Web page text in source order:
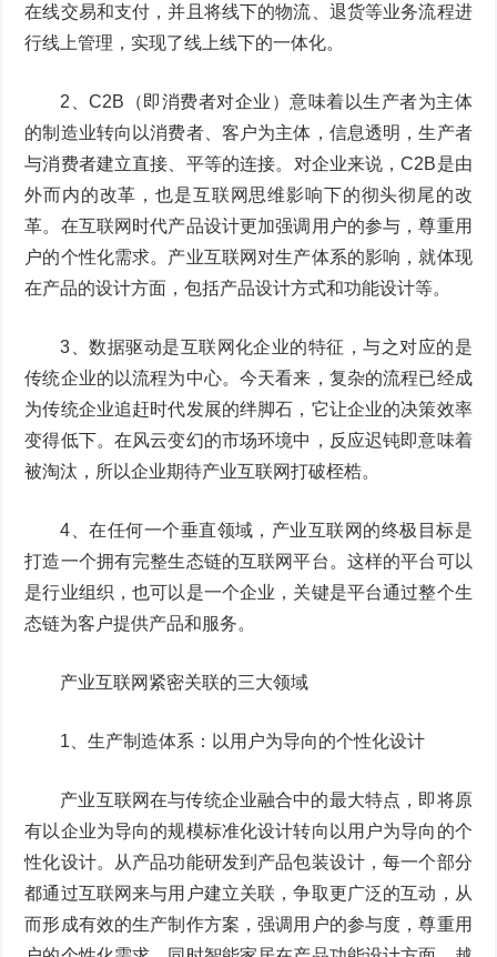
在线交易和支付，并且将线下的物流、退货等业务流程进
行线上管理，实现了线上线下的一体化。
2、C2B（即消费者对企业）意味着以生产者为主体
的制造业转向以消费者、客户为主体，信息透明，生产者
与消费者建立直接、平等的连接。对企业来说，C2B是由
外而内的改革，也是互联网思维影响下的彻头彻尾的改
革。在互联网时代产品设计更加强调用户的参与，尊重用
户的个性化需求。产业互联网对生产体系的影响，就体现
在产品的设计方面，包括产品设计方式和功能设计等。
3、数据驱动是互联网化企业的特征，与之对应的是
传统企业的以流程为中心。今天看来，复杂的流程已经成
为传统企业追赶时代发展的绊脚石，它让企业的决策效率
变得低下。在风云变幻的市场环境中，反应迟钝即意味着
被淘汰，所以企业期待产业互联网打破桎梏。
4、在任何一个垂直领域，产业互联网的终极目标是
打造一个拥有完整生态链的互联网平台。这样的平台可以
是行业组织，也可以是一个企业，关键是平台通过整个生
态链为客户提供产品和服务。
产业互联网紧密关联的三大领域
1、生产制造体系：以用户为导向的个性化设计
产业互联网在与传统企业融合中的最大特点，即将原
有以企业为导向的规模标准化设计转向以用户为导向的个
性化设计。从产品功能研发到产品包装设计，每一个部分
都通过互联网来与用户建立关联，争取更广泛的互动，从
而形成有效的生产制作方案，强调用户的参与度，尊重用